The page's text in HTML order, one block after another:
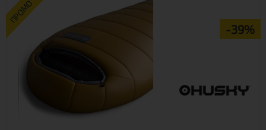
ПРОМО
-39%